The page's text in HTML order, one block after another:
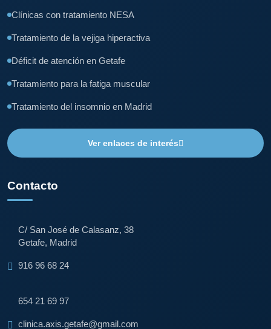
Clínicas con tratamiento NESA
Tratamiento de la vejiga hiperactiva
Déficit de atención en Getafe
Tratamiento para la fatiga muscular
Tratamiento del insomnio en Madrid
Ver enlaces de interés
Contacto
C/ San José de Calasanz, 38
Getafe, Madrid
916 96 68 24
654 21 69 97
clinica.axis.getafe@gmail.com